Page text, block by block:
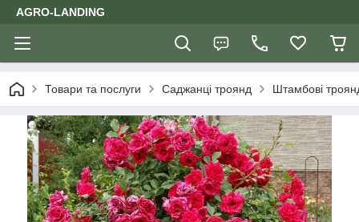
AGRO-LANDING
Товари та послуги Саджанці троянд Штамбові